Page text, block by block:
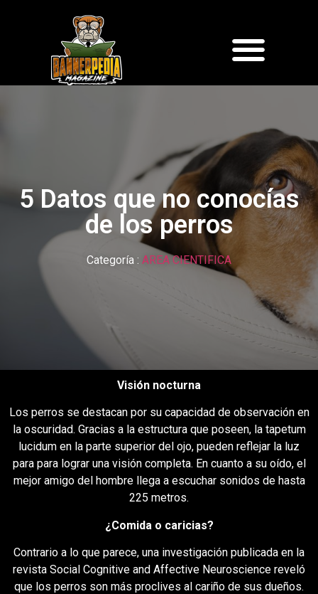
5 Datos que no conocías
de los perros
Categoría : AREA CIENTIFICA
Visión nocturna
Los perros se destacan por su capacidad de observación en
la oscuridad. Gracias a la estructura que poseen, la tapetum
lucidum en la parte superior del ojo, pueden reflejar la luz
para para lograr una visión completa. En cuanto a su oído, el
mejor amigo del hombre llega a escuchar sonidos de hasta
225 metros.
¿Comida o caricias?
Contrario a lo que parece, una investigación publicada en la
revista Social Cognitive and Affective Neuroscience reveló
que los perros son más proclives al cariño de sus dueños.